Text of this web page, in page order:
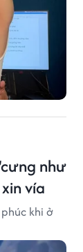
như
vía
khi ở